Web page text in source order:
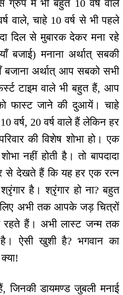
ग्रुप में भी बहुत 10 वर्ष वाले
वाले, चाहे 10 वर्ष से भी पहले
दिल से मुबारक देकर मना रहे
बजाई) मनाना अर्थात् सबकी
अर्थात् आप सबको सभी
टाइम वाले भी बहुत हैं, आप
फास्ट जाने की दुआयें। चाहे
वर्ष, 20 वर्ष वाले हैं लेकिन हर
की विशेष शोभा हो। एक
नहीं होती है। तो बापदादा
से देखते हैं कि यह हर एक रत्न
है। श्रृंगार हो ना? बहुत
अभी तक आपके जड़ चित्रों
रहते हैं। अभी लास्ट जन्म तक
है। ऐसी खुशी है? भगवान का
जिनकी डायमण्ड जुबली मनाई